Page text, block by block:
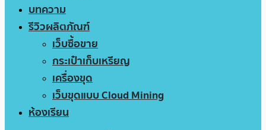
บทความ
รีวิวผลิตภัณฑ์
เว็บซื้อขาย
กระเป๋าเก็บเหรียญ
เครื่องขุด
เว็บขุดแบบ Cloud Mining
ห้องเรียน